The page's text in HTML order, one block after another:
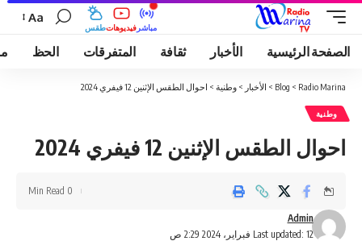
طقسفيديوهات مباشر
Aa
الصفحة الرئيسية الأخبار ثقافة المتفرقات الحظ
Radio Marina
>
Blog
> الأخبار > وطنية > احوال الطقس الإثنين 12 فيفري 2024
وطنية
احوال الطقس الإثنين 12 فيفري 2024
Last updated: 12 فبراير، 2024 2:29 ص
Admin
0 Min Read